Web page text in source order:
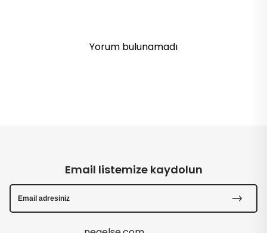
Yorum bulunamadı
Email listemize kaydolun